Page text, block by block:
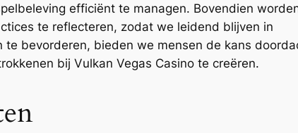
efficiënt te managen. Bovendien
te reflecteren, zodat we leidend blijven in
te bevorderen, bieden we mensen de kans
bij Vulkan Vegas Casino te creëren.